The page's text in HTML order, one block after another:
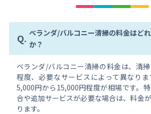
Q. ベランダ/バルコニー清掃の料金はど
か？
ベランダ/バルコニー清掃の料金は、清
程度、必要なサービスによって異なり
5,000円から15,000円程度が相場です。
合や追加サービスが必要な場合は、料金
ります。